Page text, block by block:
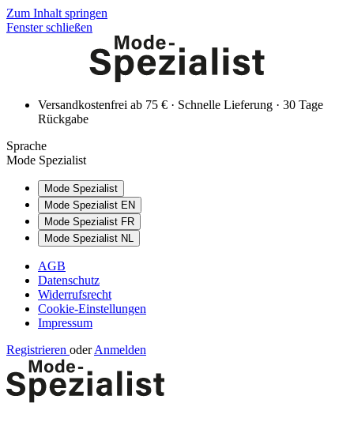
Zum Inhalt springen
Fenster schließen
Versandkostenfrei ab 75 € · Schnelle Lieferung · 30 Tage
Rückgabe
Sprache
Mode Spezialist
Mode Spezialist
Mode Spezialist EN
Mode Spezialist FR
Mode Spezialist NL
AGB
Datenschutz
Widerrufsrecht
Cookie-Einstellungen
Impressum
Registrieren oder Anmelden